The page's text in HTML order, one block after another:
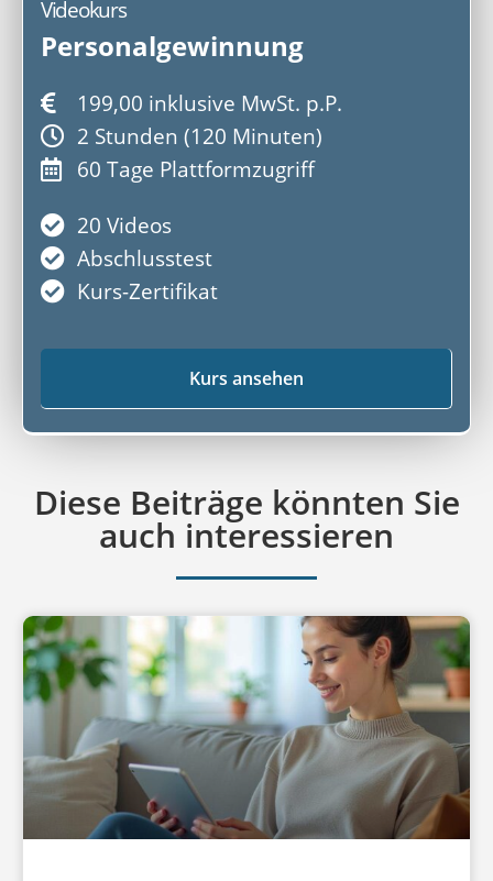
Videokurs
Personalgewinnung
199,00 inklusive MwSt. p.P.
2 Stunden (120 Minuten)
60 Tage Plattformzugriff
20 Videos
Abschlusstest
Kurs-Zertifikat
Kurs ansehen
Diese Beiträge könnten Sie
auch interessieren